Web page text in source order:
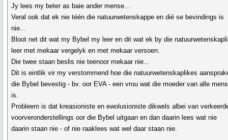
Jy lees my beter as baie ander mense...
Veral ook dat ek nie téén die natuurwetenskappe en dié se bevindings is
nie...
Bloot net dit wat my Bybel my leer en dit wat ek by die
leer met mekaar vergelyk en met mekaar versoen.
Die twee staan beslis nie teenoor mekaar nie...
Dit is eintlik vir my verstommend hoe die natuurwetenskaplikes
die Bybel bevestig - bv. oor EVA - een vrou wat die moeder van alle
is.
Probleem is dat kreasioniste en ewolusioniste dikwels albei van
voorveronderstellings oor die Bybel uitgaan en dan daarin lees wat nie
daarin staan nie - of nie raaklees wat wel daar staan nie.